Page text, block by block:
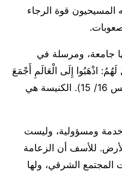
المسيحيون قوة الرجاء
جامعة، ومرسلة في
لَهُمُ: اذْهَبُوا إِلَى الْعَالَمِ أَجْمَعَ
وَاكْرِزُوا بِالإِنْجِيلِ لِلْخَلِيقَةِ كُلِّهَا” (مرقس 16/ 15). الكنيسة هي
ومسؤولية، وليست
للأسف أن الزعامة
الشرقي، ولها